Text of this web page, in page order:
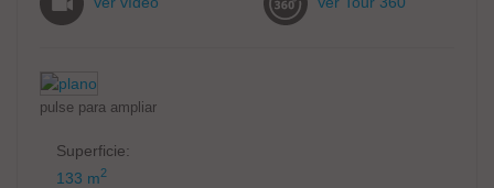
pulse para ampliar
Superficie:
133 m2